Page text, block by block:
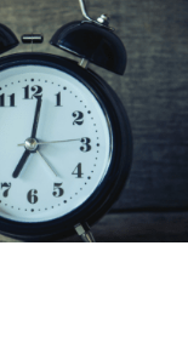
Gérer
son
sommeil